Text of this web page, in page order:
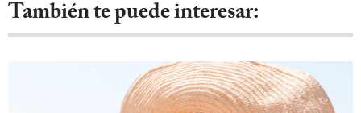
También te puede interesar: